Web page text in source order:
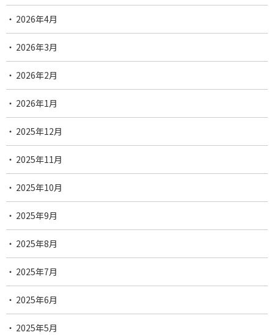
2026年4月
2026年3月
2026年2月
2026年1月
2025年12月
2025年11月
2025年10月
2025年9月
2025年8月
2025年7月
2025年6月
2025年5月